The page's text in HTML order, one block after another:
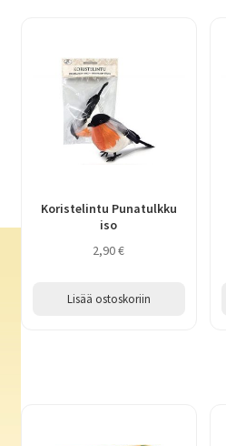
Koristelintu Punatulkku
iso
2,90€
Lisää ostoskoriin